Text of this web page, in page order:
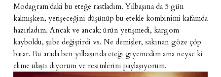
Modagram'daki bu eteğe rastladım. Yılbaşına da 5 gün
kalmışken, yetişeceğini düşünüp bu etekle kombinimi kafamda
hazırladım. Ancak ve ancak; ürün yetişmedi, kargom
kayboldu, şube değiştirdi vs. Ne demişler, sakınan göze çöp
batar. Bu arada ben yılbaşında eteği giyemedim ama neyse ki
elime ulaştı diyorum ve resimlerini paylaşıyorum.